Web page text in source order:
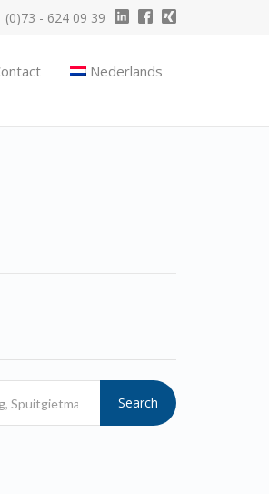
(0)73 - 624 09 39
Nederlands
Search